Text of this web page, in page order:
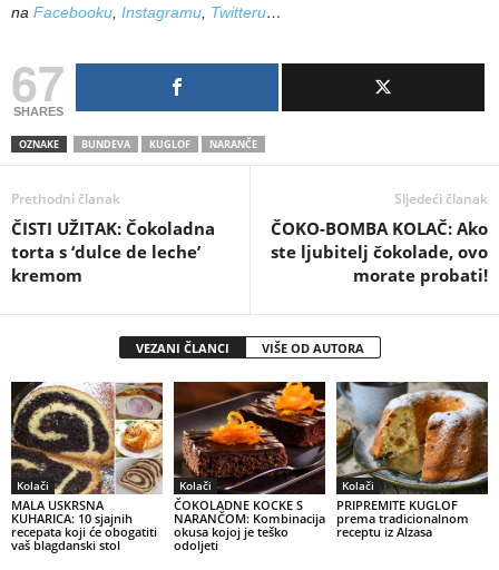
na Facebooku Instagramu Twitteru…
67
SHARES
OZNAKE BUNDEVA KUGLOF NARANČE
Prethodni članak
ČISTI UŽITAK: Čokoladna
torta s ‘dulce de leche’
kremom
Sljedeći članak
ČOKO-BOMBA KOLAČ: Ako
ste ljubitelj čokolade, ovo
morate probati!
VEZANI ČLANCI VIŠE OD AUTORA
Kolači
MALA USKRSNA
KUHARICA: 10 sjajnih
recepata koji će obogatiti
vaš blagdanski stol
Kolači
ČOKOLADNE KOCKE S
NARANČOM: Kombinacija
okusa kojoj je teško
odoljeti
Kolači
PRIPREMITE KUGLOF
prema tradicionalnom
receptu iz Alzasa